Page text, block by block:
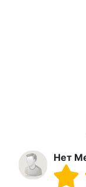
Нет